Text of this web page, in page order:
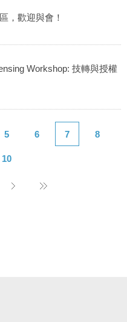
，歡迎與會！
Workshop: 技轉與授權
5 6 7 8
10